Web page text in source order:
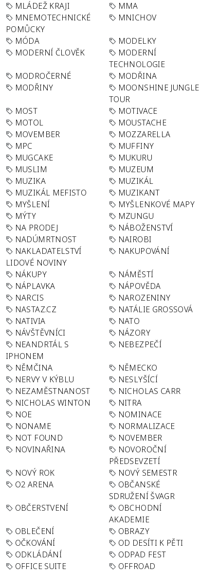
MLÁDEŽ KRAJI
MMA
MNEMOTECHNICKÉ
POMŮCKY
MNICHOV
MÓDA
MODELKY
MODERNÍ ČLOVĚK
MODERNÍ
TECHNOLOGIE
MODROČERNÉ
MODŘINA
MODŘINY
MOONSHINE JUNGLE
TOUR
MOST
MOTIVACE
MOTOL
MOUSTACHE
MOVEMBER
MOZZARELLA
MPC
MUFFINY
MUGCAKE
MUKURU
MUSLIM
MUZEUM
MUZIKA
MUZIKÁL
MUZIKÁL MEFISTO
MUZIKANT
MYŠLENÍ
MYŠLENKOVÉ MAPY
MÝTY
MZUNGU
NA PRODEJ
NÁBOŽENSTVÍ
NADÚMRTNOST
NAIROBI
NAKLADATELSTVÍ
LIDOVÉ NOVINY
NAKUPOVÁNÍ
NÁKUPY
NÁMĚSTÍ
NÁPLAVKA
NÁPOVĚDA
NARCIS
NAROZENINY
NASTAZ.CZ
NATÁLIE GROSSOVÁ
NATIVIA
NATO
NÁVŠTĚVNÍCI
NÁZORY
NEANDRTÁL S
IPHONEM
NEBEZPEČÍ
NĚMČINA
NĚMECKO
NERVY V KÝBLU
NESLYŠÍCÍ
NEZAMĚSTNANOST
NICHOLAS CARR
NICHOLAS WINTON
NITRA
NOE
NOMINACE
NONAME
NORMALIZACE
NOT FOUND
NOVEMBER
NOVINAŘINA
NOVOROČNÍ
PŘEDSEVZETÍ
NOVÝ ROK
NOVÝ SEMESTR
O2 ARENA
OBČANSKÉ
SDRUŽENÍ ŠVAGR
OBČERSTVENÍ
OBCHODNÍ
AKADEMIE
OBLEČENÍ
OBRAZY
OČKOVÁNÍ
OD DESÍTI K PĚTI
ODKLÁDÁNÍ
ODPAD FEST
OFFICE SUITE
OFFROAD